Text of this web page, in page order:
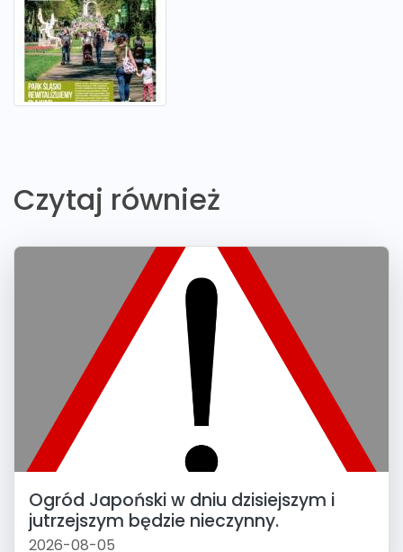
Czytaj również
Ogród Japoński w dniu dzisiejszym i
jutrzejszym będzie nieczynny.
2026-08-05